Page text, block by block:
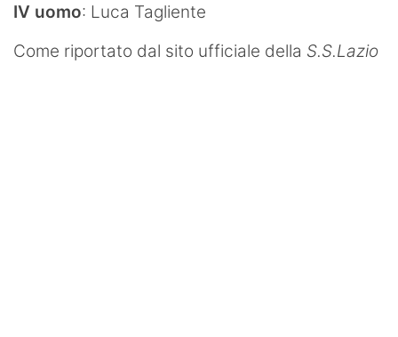
IV uomo: Luca Tagliente
Come riportato dal sito ufficiale della S.S.Lazio